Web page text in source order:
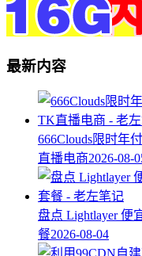
最新内容
666Clouds限时年
直播电商2026-08-
盘点 Lightlayer 便
餐2026-08-04